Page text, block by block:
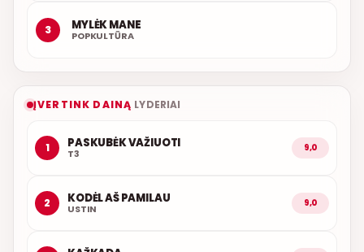
3 MYLĖK MANE
POPKULTŪRA
ĮVERTINK DAINĄ LYDERIAI
1 PASKUBĖK VAŽIUOTI
T3 9,0
2 KODĖL AŠ PAMILAU
USTIN 9,0